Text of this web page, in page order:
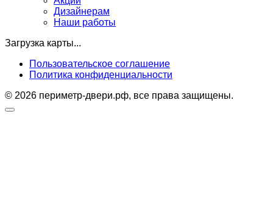
Дизайнерам
Наши работы
Загрузка карты...
Пользовательское соглашение
Политика конфиденциальности
© 2026 периметр-двери.рф, все права защищены.